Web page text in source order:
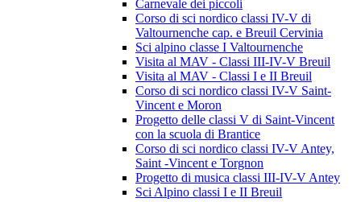
Carnevale dei piccoli
Corso di sci nordico classi IV-V di
Valtournenche cap. e Breuil Cervinia
Sci alpino classe I Valtournenche
Visita al MAV - Classi III-IV-V Breuil
Visita al MAV - Classi I e II Breuil
Corso di sci nordico classi IV-V Saint-
Vincent e Moron
Progetto delle classi V di Saint-Vincent
con la scuola di Brantice
Corso di sci nordico classi IV-V Antey,
Saint -Vincent e Torgnon
Progetto di musica classi III-IV-V Antey
Sci Alpino classi I e II Breuil